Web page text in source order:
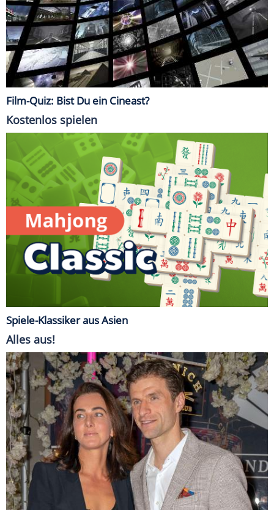
Film-Quiz: Bist Du ein Cineast?
Kostenlos spielen
Spiele-Klassiker aus Asien
Alles aus!